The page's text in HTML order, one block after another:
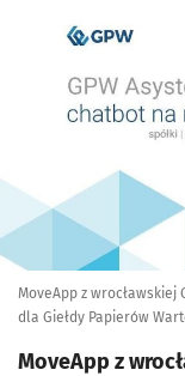
MoveApp z
dla Giełdy Papierów
MoveApp z